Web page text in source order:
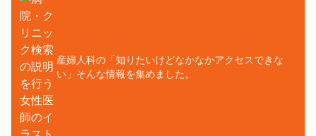
産婦人科の「知りたいけどなかなかアクセスできな
い」そんな情報を集めました。